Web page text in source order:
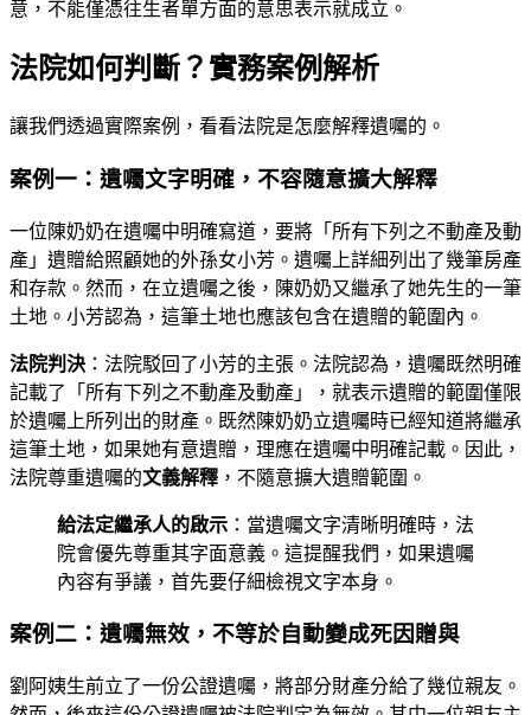
意，不能僅憑往生者單方面的意思表示就成立。
法院如何判斷？實務案例解析
讓我們透過實際案例，看看法院是怎麼解釋遺囑的。
案例一：遺囑文字明確，不容隨意擴大解釋
一位陳奶奶在遺囑中明確寫道，要將「所有下列之不動產及動
產」遺贈給照顧她的外孫女小芳。遺囑上詳細列出了幾筆房產
和存款。然而，在立遺囑之後，陳奶奶又繼承了她先生的一筆
土地。小芳認為，這筆土地也應該包含在遺贈的範圍內。
法院判決 ：法院駁回了小芳的主張。法院認為，遺囑既然明確
記載了「所有下列之不動產及動產」，就表示遺贈的範圍僅限
於遺囑上所列出的財產。既然陳奶奶立遺囑時已經知道將繼承
這筆土地，如果她有意遺贈，理應在遺囑中明確記載。因此，
法院尊重遺囑的文義解釋 ，不隨意擴大遺贈範圍。
給法定繼承人的啟示 ：當遺囑文字清晰明確時，法
院會優先尊重其字面意義。這提醒我們，如果遺囑
內容有爭議，首先要仔細檢視文字本身。
案例二：遺囑無效，不等於自動變成死因贈與
劉阿姨生前立了一份公證遺囑，將部分財產分給了幾位親友。